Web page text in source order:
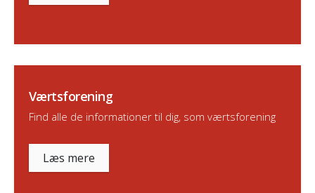
Værtsforening
Find alle de informationer til dig, som værtsforening
Læs mere